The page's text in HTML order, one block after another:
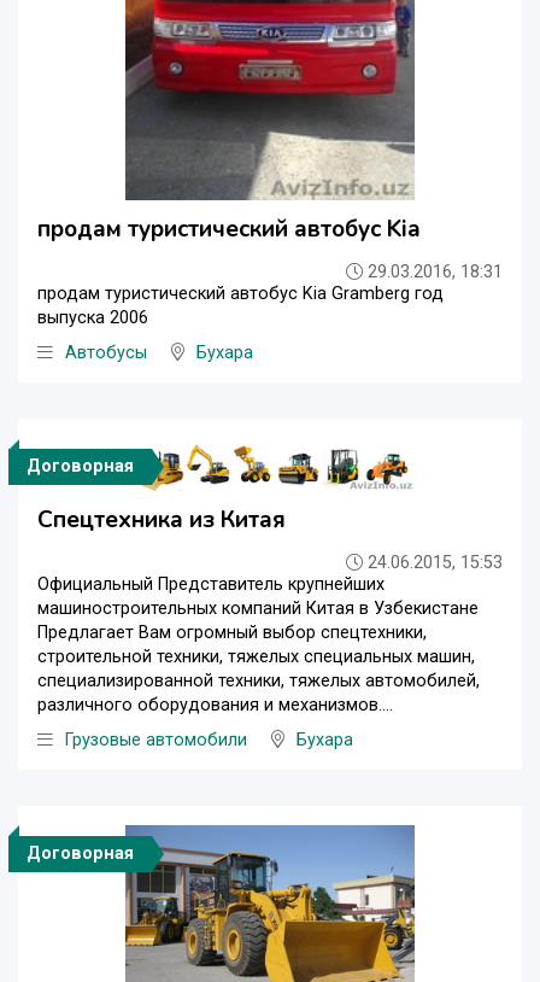
продам туристический автобус Kia
29.03.2016, 18:31
продам туристический автобус Kia Gramberg год
выпуска 2006
Автобусы
Бухара
Договорная
Спецтехника из Китая
24.06.2015, 15:53
Официальный Представитель крупнейших
машиностроительных компаний Китая в Узбекистане
Предлагает Вам огромный выбор спецтехники,
строительной техники, тяжелых специальных машин,
специализированной техники, тяжелых автомобилей,
различного оборудования и механизмов....
Грузовые автомобили
Бухара
Договорная